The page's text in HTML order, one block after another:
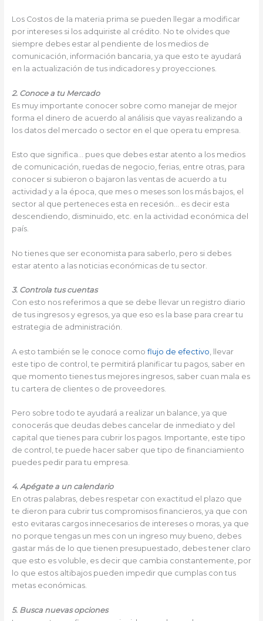
Los Costos de la materia prima se pueden llegar a modificar
por intereses si los adquiriste al crédito. No te olvides que
siempre debes estar al pendiente de los medios de
comunicación, información bancaria, ya que esto te ayudará
en la actualización de tus indicadores y proyecciones.
2. Conoce a tu Mercado
Es muy importante conocer sobre como manejar de mejor
forma el dinero de acuerdo al análisis que vayas realizando a
los datos del mercado o sector en el que opera tu empresa.
Esto que significa… pues que debes estar atento a los medios
de comunicación, ruedas de negocio, ferias, entre otras, para
conocer si subieron o bajaron las ventas de acuerdo a tu
actividad y a la época, que mes o meses son los más bajos, el
sector al que perteneces esta en recesión… es decir esta
descendiendo, disminuido, etc. en la actividad económica del
país.
No tienes que ser economista para saberlo, pero si debes
estar atento a las noticias económicas de tu sector.
3. Controla tus cuentas
Con esto nos referimos a que se debe llevar un registro diario
de tus ingresos y egresos, ya que eso es la base para crear tu
estrategia de administración.
A esto también se le conoce como flujo de efectivo , llevar
este tipo de control, te permitirá planificar tu pagos, saber en
que momento tienes tus mejores ingresos, saber cuan mala es
tu cartera de clientes o de proveedores.
Pero sobre todo te ayudará a realizar un balance, ya que
conocerás que deudas debes cancelar de inmediato y del
capital que tienes para cubrir los pagos. Importante, este tipo
de control, te puede hacer saber que tipo de financiamiento
puedes pedir para tu empresa.
4. Apégate a un calendario
En otras palabras, debes respetar con exactitud el plazo que
te dieron para cubrir tus compromisos financieros, ya que con
esto evitaras cargos innecesarios de intereses o moras, ya que
no porque tengas un mes con un ingreso muy bueno, debes
gastar más de lo que tienen presupuestado, debes tener claro
que esto es voluble, es decir que cambia constantemente, por
lo que estos altibajos pueden impedir que cumplas con tus
metas económicas.
5. Busca nuevas opciones